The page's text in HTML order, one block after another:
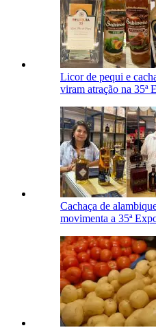
Licor de pequi e
viram atração na 35ª
Cachaça de
movimenta a 35ª